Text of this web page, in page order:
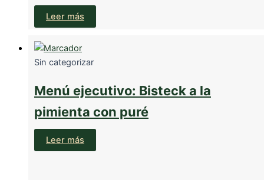
Leer más
Sin categorizar
Menú ejecutivo: Bisteck a la
pimienta con puré
Leer más